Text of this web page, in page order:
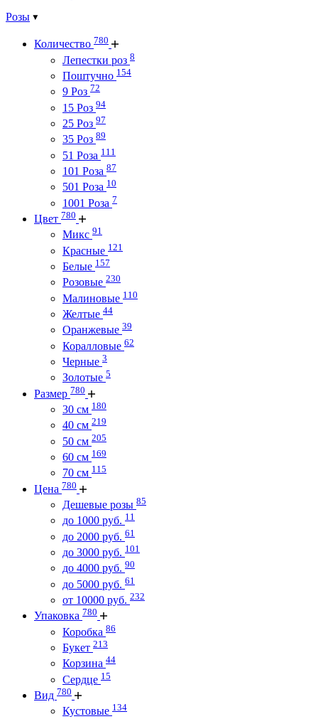
Розы
Количество 780
Лепестки роз 8
Поштучно 154
9 Роз 72
15 Роз 94
25 Роз 97
35 Роз 89
51 Роза 111
101 Роза 87
501 Роза 10
1001 Роза 7
Цвет 780
Микс 91
Красные 121
Белые 157
Розовые 230
Малиновые 110
Желтые 44
Оранжевые 39
Коралловые 62
Черные 3
Золотые 5
Размер 780
30 см 180
40 см 219
50 см 205
60 см 169
70 см 115
Цена 780
Дешевые розы 85
до 1000 руб. 11
до 2000 руб. 61
до 3000 руб. 101
до 4000 руб. 90
до 5000 руб. 61
от 10000 руб. 232
Упаковка 780
Коробка 86
Букет 213
Корзина 44
Сердце 15
Вид 780
Кустовые 134